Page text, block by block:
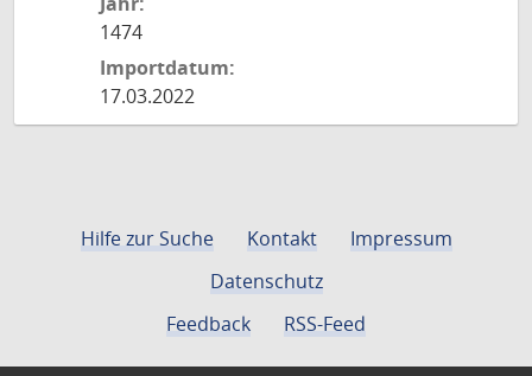
1474
Importdatum:
17.03.2022
Hilfe zur Suche Kontakt
Impressum
Datenschutz
Feedback
RSS-Feed